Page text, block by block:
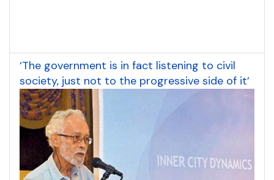
‘The government is in fact listening to civil
society, just not to the progressive side of it’